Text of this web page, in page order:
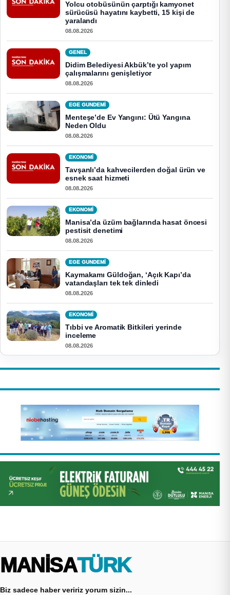
Yolcu otobüsünün çarptığı kamyonet
sürücüsü hayatını kaybetti, 15 kişi de
yaralandı
08.08.2026
GENEL
Didim Belediyesi Akbük’te yol yapım
çalışmalarını genişletiyor
08.08.2026
EGE GUNDEMİ
Menteşe’de Ev Yangını: Ütü Yangına
Neden Oldu
08.08.2026
EKONOMI
Tavşanlı’da kahvecilerden doğal ürün ve
esnek saat hizmeti
08.08.2026
EKONOMI
Manisa’da üzüm bağlarında hasat öncesi
pestisit denetimi
08.08.2026
EGE GUNDEMİ
Kaymakamı Güldoğan, ‘Açık Kapı’da
vatandaşları tek tek dinledi
08.08.2026
EKONOMI
Tıbbi ve Aromatik Bitkileri yerinde
inceleme
08.08.2026
MANİSA TÜRK
Biz sadece haber veririz yorum sizin...